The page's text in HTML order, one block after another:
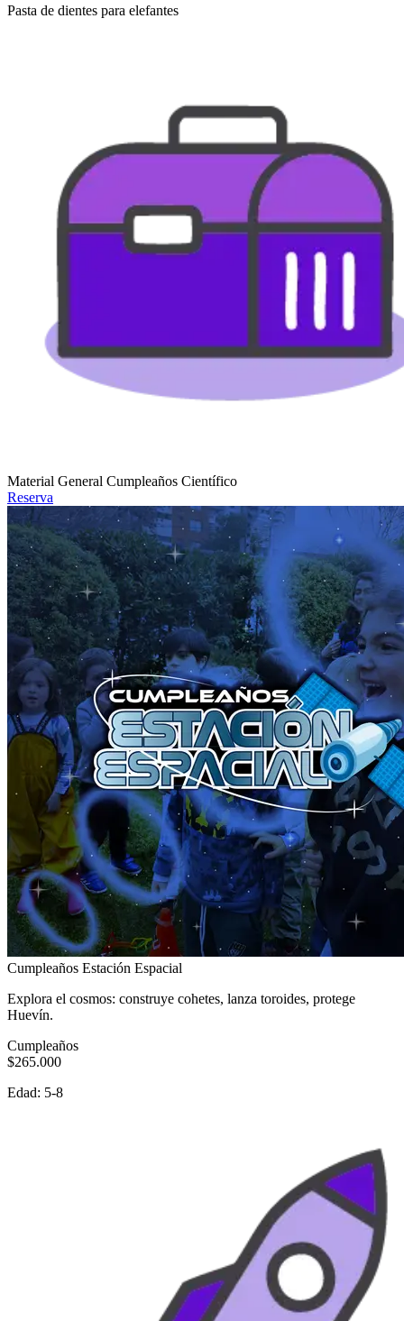
Pasta de dientes para elefantes
Material General Cumpleaños Científico
Reserva
Cumpleaños Estación Espacial
Explora el cosmos: construye cohetes, lanza toroides, protege
Huevín.
Cumpleaños
$265.000
Edad: 5-8